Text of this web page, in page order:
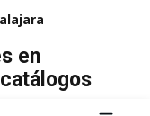
en